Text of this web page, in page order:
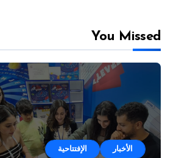
You Missed
الأخبار الإفتتاحية